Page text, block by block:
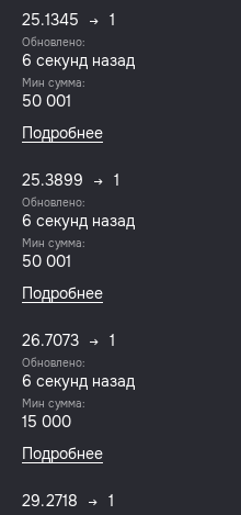
25.1345 1
Обновлено:
7 секунд назад
Мин сумма:
50 001
Подробнее
25.3899 1
Обновлено:
7 секунд назад
Мин сумма:
50 001
Подробнее
26.7073 1
Обновлено:
7 секунд назад
Мин сумма:
15 000
Подробнее
29.2718 1